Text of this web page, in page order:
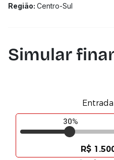
Região: Centro-Sul
Simular